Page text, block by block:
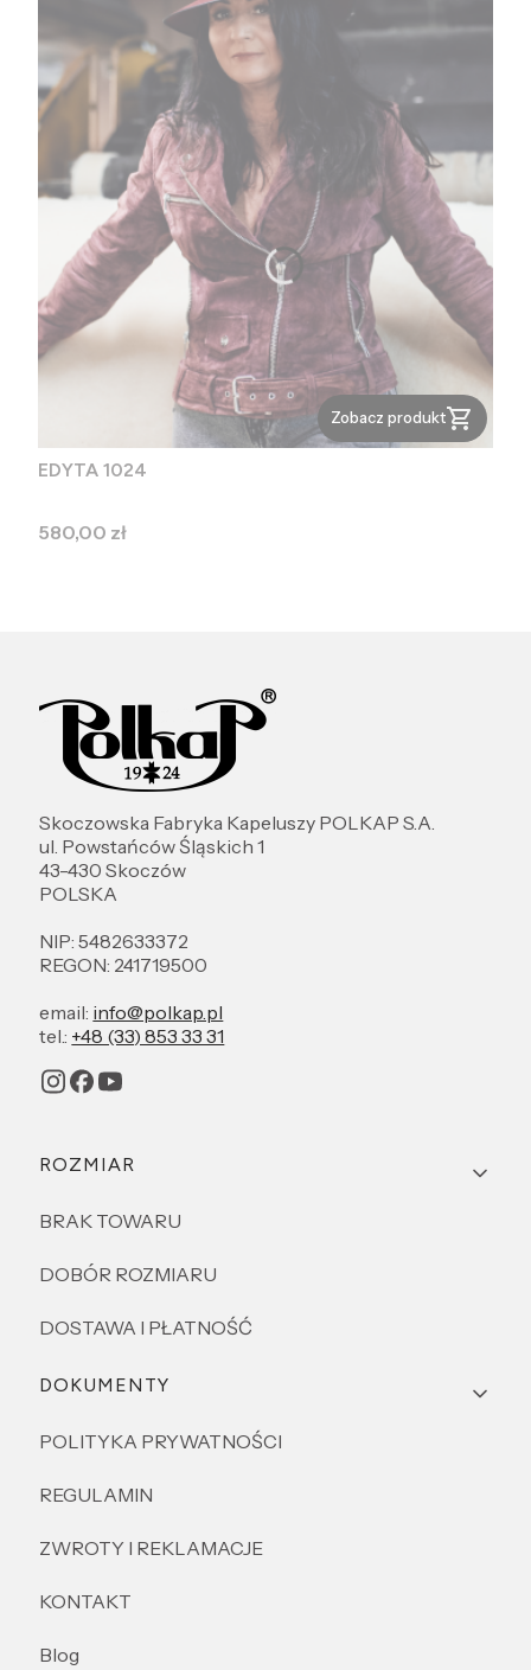
Zobacz produkt
EDYTA 1024
Cena
580,00 zł
Skoczowska Fabryka Kapeluszy POLKAP S.A.
ul. Powstańców Śląskich 1
43-430 Skoczów
POLSKA
NIP: 5482633372
REGON: 241719500
email: info@polkap.pl
tel.: +48 (33) 853 33 31
Linki w stopce
ROZMIAR
BRAK TOWARU
DOBÓR ROZMIARU
DOSTAWA I PŁATNOŚĆ
DOKUMENTY
POLITYKA PRYWATNOŚCI
REGULAMIN
ZWROTY I REKLAMACJE
KONTAKT
Blog